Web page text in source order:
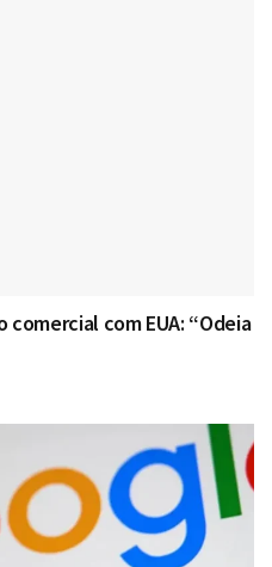
com EUA: “Odeia